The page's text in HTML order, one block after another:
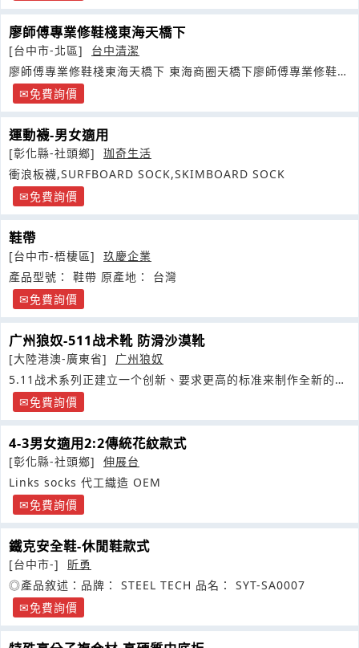
廖師傅專業修鞋棧東海天橋下
[台中市-北區]
台中清潔
廖師傅專業修鞋棧東海天橋下 東海商圈天橋下廖師傅專業修鞋-
換底免費詢價
運動襪-男女適用
[彰化縣-社頭鄉]
珈奇生活
衝浪板襪,SURFBOARD SOCK,SKIMBOARD SOCK
免費詢價
鞋帶
[台中市-梧棲區]
玖慶企業
產品型號： 鞋帶 原產地： 台灣
免費詢價
广州狼奴-511战术靴 防滑沙漠靴
[大陸港澳-廣東省]
广州狼奴
5.11战术系列正建立一个创新、要求更高的标准来制作全新的战
斗靴免費詢價
4-3男女適用2:2傳統花紋款式
[彰化縣-社頭鄉]
伸展台
Links socks 代工織造 OEM
免費詢價
鐵克安全鞋-休閒鞋款式
[台中市-]
昕勇
◎產品敘述：品牌： STEEL TECH 品名： SYT-SA0007
免費詢價